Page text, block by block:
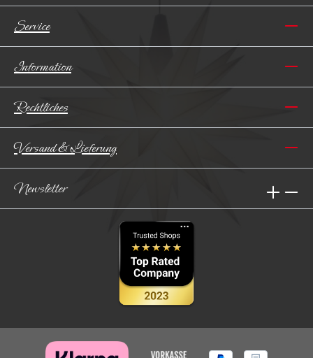
Service
Information
Rechtliches
Versand & Lieferung
Newsletter